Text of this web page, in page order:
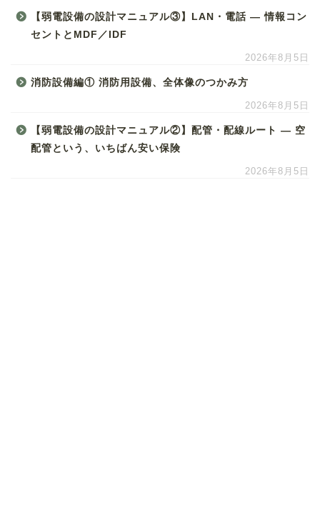
【弱電設備の設計マニュアル③】LAN・電話 ― 情報コン
セントとMDF／IDF
2026年8月5日
消防設備編① 消防用設備、全体像のつかみ方
2026年8月5日
【弱電設備の設計マニュアル②】配管・配線ルート ― 空
配管という、いちばん安い保険
2026年8月5日